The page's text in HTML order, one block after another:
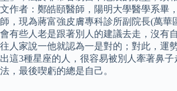
文作者：鄭皓頤醫師，陽明大學醫學系畢
師，現為蔣富強皮膚專科診所副院長(萬華
會有些人老是跟著別人的建議去走，沒有
往人家說一他就認為一是對的；對此，運
出這3種星座的人，很容易被別人牽著鼻
法，最後喫虧的總是自己。